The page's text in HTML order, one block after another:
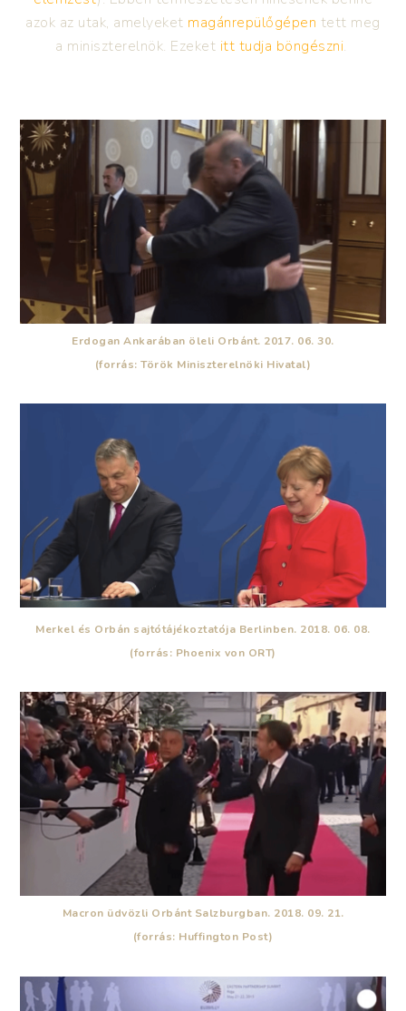
azok az utak, amelyeket magánrepülőgépen tett meg
a miniszterelnök. Ezeket itt tudja böngészni.
Erdogan Ankarában öleli Orbánt. 2017. 06. 30.
(forrás: Török Miniszterelnöki Hivatal)
Merkel és Orbán sajtótájékoztatója Berlinben. 2018. 06. 08.
(forrás: Phoenix von ORT)
Macron üdvözli Orbánt Salzburgban. 2018. 09. 21.
(forrás: Huffington Post)